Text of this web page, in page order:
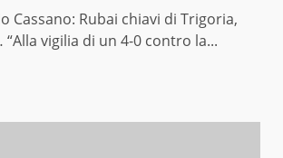
Cassano: Rubai chiavi di Trigoria,
vigilia di un 4-0 contro la...